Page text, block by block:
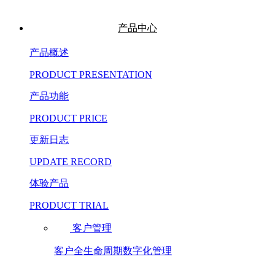
产品中心
产品概述
PRODUCT PRESENTATION
产品功能
PRODUCT PRICE
更新日志
UPDATE RECORD
体验产品
PRODUCT TRIAL
客户管理
客户全生命周期数字化管理